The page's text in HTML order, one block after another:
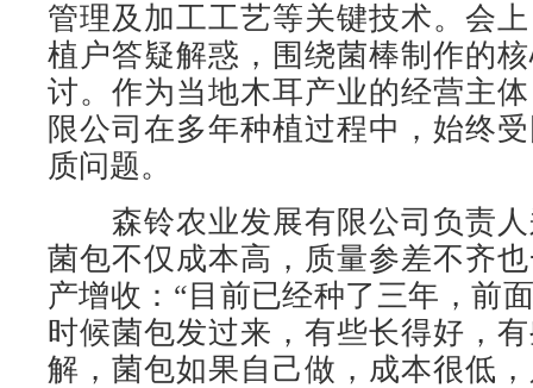
管理及加工工艺等关键技术。会
植户答疑解惑，围绕菌棒制作的
讨。作为当地木耳产业的经营主
限公司在多年种植过程中，始终
质问题。
森铃农业发展有限公司负责人
菌包不仅成本高，质量参差不齐
产增收：“目前已经种了三年，前
时候菌包发过来，有些长得好，
解，菌包如果自己做，成本很低